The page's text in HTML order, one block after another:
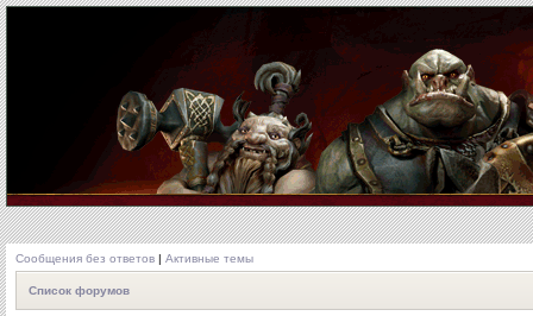
Сообщения без ответов | Активные темы
Список форумов